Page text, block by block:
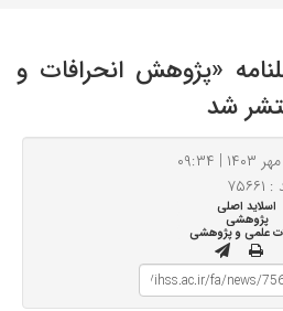
«پژوهش انحرافات و
شد
اسلاید اصلی
پژوهشی
علمی و پژوهشی